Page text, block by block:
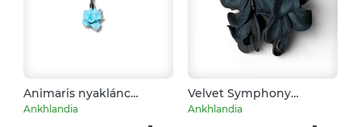
Animaris nyaklánc
Pasztell Kék
Ankhlandia
Velvet Symphony
fülbevaló Fekete
Ankhlandia